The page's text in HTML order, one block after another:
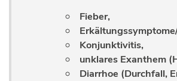
Fieber,
Konjunktivitis,
unklares Exanthem
Diarrhoe (Durchfall,